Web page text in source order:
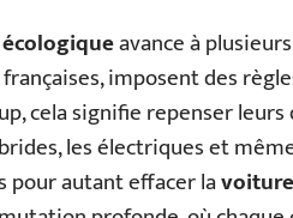
avance à
imposent des
cela signifie repenser
les électriques et
pour autant effacer la